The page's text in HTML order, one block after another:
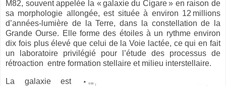
M82, souvent appelée la « galaxie du Cigare» en raison de
sa morphologie allongée, est situéeà environ 12 millions
d’années-lumière de la Terre, dans la constellation de la
Grande Ourse. Elle forme des étoilesà un rythme environ
dix fois plusé levé que celui de la Voie lactée, ce qui en fait
un laboratoire privil égié pour l ’étude des processus de
rétroaction entre formation stellaire et milieu interstellaire.
La galaxie est